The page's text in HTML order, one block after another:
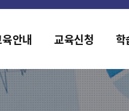
도 국가회계 전문교육 사전
안내 교육신청 학